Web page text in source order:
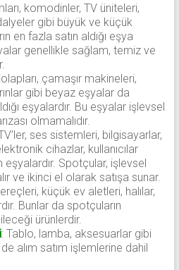
komodinler, TV üniteleri,
gibi büyük ve küçük
en fazla satın aldığı eşya
genellikle sağlam, temiz ve
çamaşır makineleri,
gibi beyaz eşyalar da
eşyalardır. Bu eşyalar işlevsel
olmamalıdır.
ses sistemleri, bilgisayarlar,
cihazlar, kullanıcılar
eşyalardır. Spotçular, işlevsel
ve ikinci el olarak satışa sunar.
küçük ev aletleri, halılar,
Bunlar da spotçuların
ürünlerdir.
: Tablo, lamba, aksesuarlar gibi
alım satım işlemlerine dahil